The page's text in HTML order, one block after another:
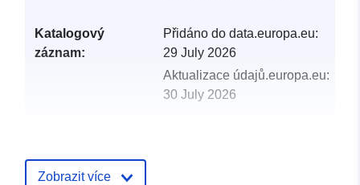
Katalogový
záznam:
Přidáno do data.europa.eu:
29 July 2026
Aktualizace údajů.europa.eu:
30 July 2026
Zobrazit více